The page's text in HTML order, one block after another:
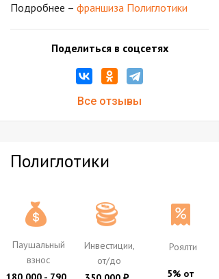
Подробнее – франшиза Полиглотики
Поделиться в соцсетях
Все отзывы
Полиглотики
Паушальный
взнос
Инвестиции,
от/до
Роялти
5% от